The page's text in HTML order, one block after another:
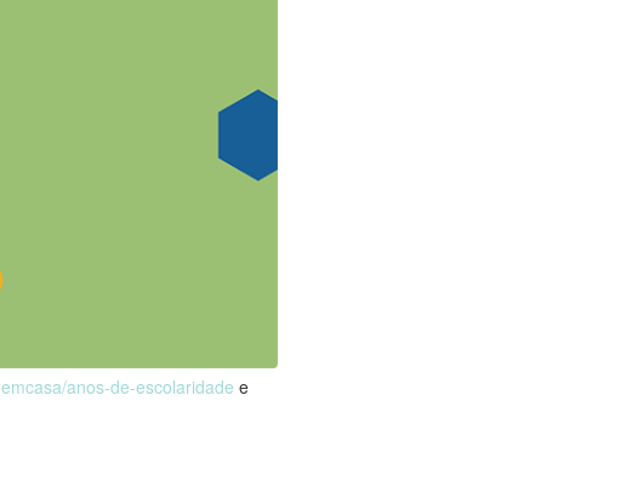
anos-de-escolaridade e